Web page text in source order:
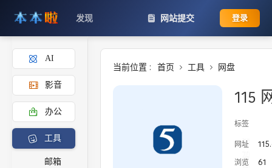
发现 网站提交 登录
AI
影音
办公
工具
邮箱
当前位置 : 首页 工具 网盘
115
标签
网址
浏览 61
添
到